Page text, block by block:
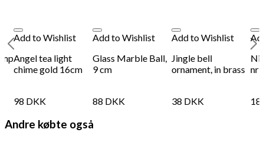
Add to Wishlist
Angel tea light
chime gold 16cm
98 DKK
Add to Wishlist
Glass Marble Ball,
9 cm
88 DKK
Add to Wishlist
Jingle bell
ornament, in brass
38 DKK
nr1
Andre købte også